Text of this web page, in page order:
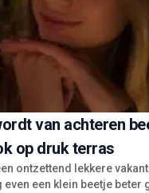
van achteren
op druk terras
ontzettend lekkere
een klein beetje beter